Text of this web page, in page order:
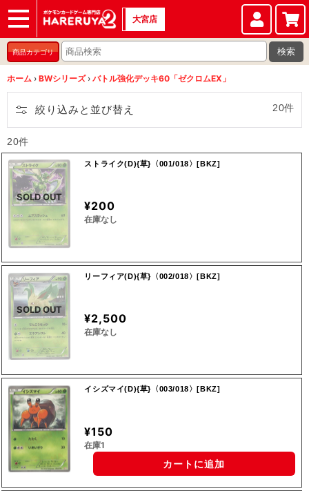
ショップ
店頭買取
店舗
イベント
大宮店
商品カテゴリ 検索
ホーム › BWシリーズ › バトル強化デッキ60「ゼクロムEX」
絞り込みと並び替え 20件
20件
SOLD OUT
ストライク(D){草}〈001/018〉[BKZ]
¥200
在庫なし
SOLD OUT
リーフィア(D){草}〈002/018〉[BKZ]
¥2,500
在庫なし
イシズマイ(D){草}〈003/018〉[BKZ]
¥150
在庫1
カートに追加